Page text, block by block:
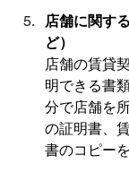
店舗に関す
ど）
店舗の賃貸
明できる書
分で店舗を
の証明書、
書のコピー